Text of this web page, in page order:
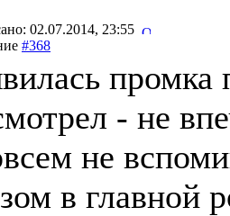
02.07.2014, 23:55
#368
промка
- не
не
в главной